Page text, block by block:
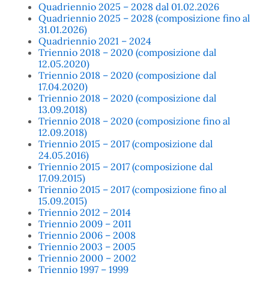
Quadriennio 2025 – 2028 dal 01.02.2026
Quadriennio 2025 – 2028 (composizione fino al
31.01.2026)
Quadriennio 2021 – 2024
Triennio 2018 – 2020 (composizione dal
12.05.2020)
Triennio 2018 – 2020 (composizione dal
17.04.2020)
Triennio 2018 – 2020 (composizione dal
13.09.2018)
Triennio 2018 – 2020 (composizione fino al
12.09.2018)
Triennio 2015 – 2017 (composizione dal
24.05.2016)
Triennio 2015 – 2017 (composizione dal
17.09.2015)
Triennio 2015 – 2017 (composizione fino al
15.09.2015)
Triennio 2012 – 2014
Triennio 2009 – 2011
Triennio 2006 – 2008
Triennio 2003 – 2005
Triennio 2000 – 2002
Triennio 1997 – 1999